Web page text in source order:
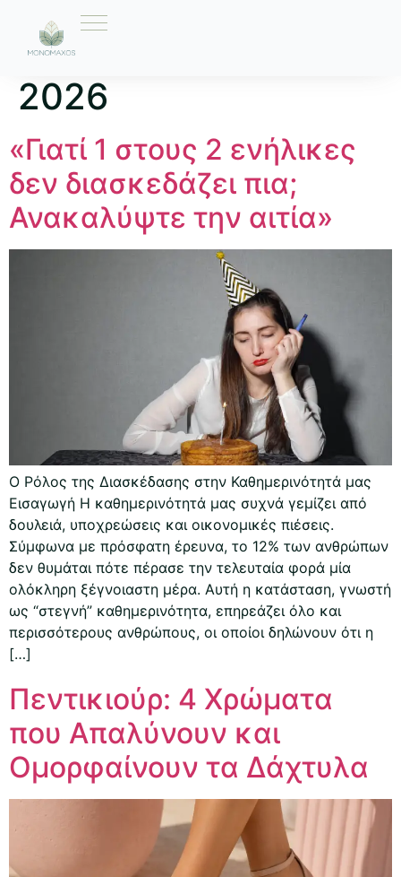
Ημέρα:
2026
«Γιατί 1 στους 2 ενήλικες
δεν διασκεδάζει πια;
Ανακαλύψτε την αιτία»
Ο Ρόλος της Διασκέδασης στην Καθημερινότητά μας
Εισαγωγή Η καθημερινότητά μας συχνά γεμίζει από
δουλειά, υποχρεώσεις και οικονομικές πιέσεις.
Σύμφωνα με πρόσφατη έρευνα, το 12% των ανθρώπων
δεν θυμάται πότε πέρασε την τελευταία φορά μία
ολόκληρη ξέγνοιαστη μέρα. Αυτή η κατάσταση, γνωστή
ως “στεγνή” καθημερινότητα, επηρεάζει όλο και
περισσότερους ανθρώπους, οι οποίοι δηλώνουν ότι η
[…]
Πεντικιούρ: 4 Χρώματα
που Απαλύνουν και
Ομορφαίνουν τα Δάχτυλα